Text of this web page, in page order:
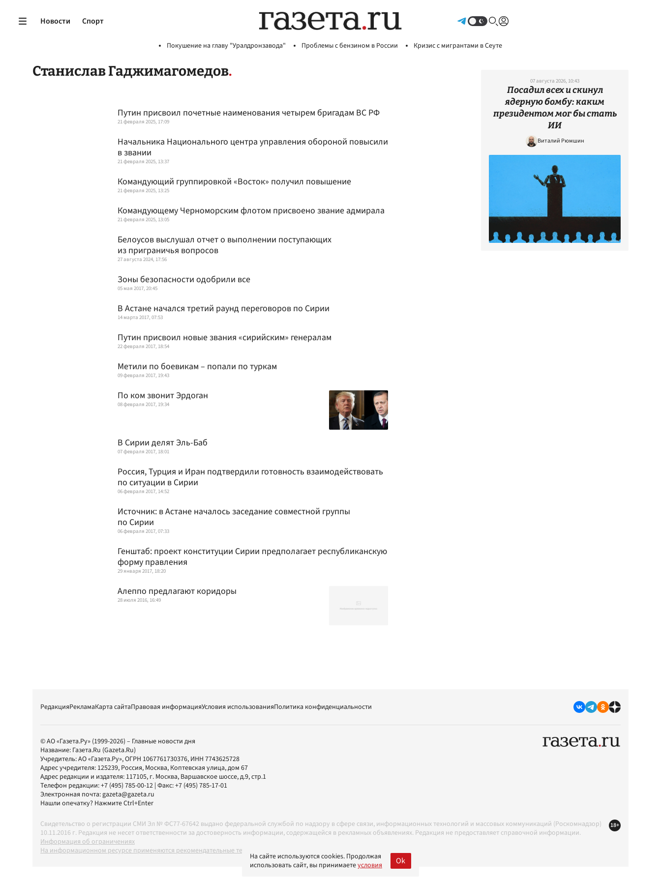
Новости Спорт
Покушение на главу "Уралдронзавода" Проблемы с бензином в России Кризис с мигрантами в Сеуте
Станислав Гаджимагомедов
Путин присвоил почетные наименования четырем бригадам ВС РФ
21 февраля 2025, 17:09
Начальника Национального центра управления обороной повысили
в звании
21 февраля 2025, 13:37
Командующий группировкой «Восток» получил повышение
21 февраля 2025, 13:25
Командующему Черноморским флотом присвоено звание адмирала
21 февраля 2025, 13:05
Белоусов выслушал отчет о выполнении поступающих
из приграничья вопросов
27 августа 2024, 17:56
Зоны безопасности одобрили все
05 мая 2017, 20:45
В Астане начался третий раунд переговоров по Сирии
14 марта 2017, 07:53
Путин присвоил новые звания «сирийским» генералам
22 февраля 2017, 18:54
Метили по боевикам – попали по туркам
09 февраля 2017, 19:43
По ком звонит Эрдоган
08 февраля 2017, 19:34
В Сирии делят Эль-Баб
07 февраля 2017, 18:01
Россия, Турция и Иран подтвердили готовность взаимодействовать
по ситуации в Сирии
06 февраля 2017, 14:52
Источник: в Астане началось заседание совместной группы
по Сирии
06 февраля 2017, 07:33
Генштаб: проект конституции Сирии предполагает республиканскую
форму правления
29 января 2017, 18:20
Алеппо предлагают коридоры
28 июля 2016, 16:49
07 августа 2026, 10:43
Посадил всех и скинул
ядерную бомбу: каким
президентом мог бы стать
ИИ
Виталий Рюмшин
РедакцияРекламаКарта сайтаПравовая информацияУсловия использованияПолитика конфиденциальности
© АО «Газета.Ру» (1999-2026) – Главные новости дня
Название: Газета.Ru (Gazeta.Ru)
Учредитель:АО «Газета.Ру», ОГРН 1067761730376, ИНН 7743625728
Адрес учредителя: 125239, Россия, Москва, Коптевская улица, дом 67
Адрес редакции и издателя: 117105, г. Москва, Варшавское шоссе, д.9, стр.1
Телефон редакции:+7 (495) 785-00-12 | Факс:+7 (495) 785-17-01
Электронная почта:gazeta@gazeta.ru
Нашли опечатку? Нажмите Ctrl+Enter
Свидетельство о регистрации СМИ Эл № ФС77-67642 выдано федеральной службой по надзору в сфере связи, информационных технологий и массовых коммуникаций (Роскомнадзор)
10.11.2016 г. Редакция не несет ответственности за достоверность информации, содержащейся в рекламных объявлениях. Редакция не предоставляет справочной информации.
Информация об ограничениях
На информационном ресурсе применяются рекомендательные технологии в соответствии с Правилами
18+
На сайте используются cookies. Продолжая
использовать сайт, вы принимаетеусловия Ok